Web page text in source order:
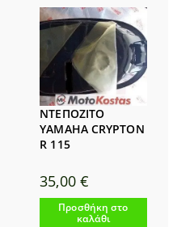
ΝΤΕΠΟΖΙΤΟ
YAMAHA CRYPTON
R 115
35,00 €
Προσθήκη στο
καλάθι